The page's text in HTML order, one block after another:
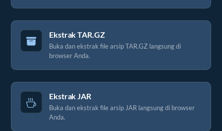
Ekstrak TAR.GZ
Buka dan ekstrak file arsip TAR.GZ langsung di
browser Anda.
Ekstrak JAR
Buka dan ekstrak file arsip JAR langsung di browser
Anda.